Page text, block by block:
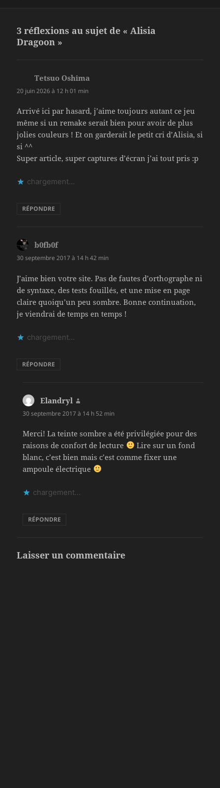
3 réflexions au sujet de « Alisia
Dragoon »
Tetsuo Oshima
20 juin 2026 à 12 h 01 min
Arrivé ici par hasard, j’aime toujours autant ce jeu
même si un remake serait bien pour avoir de plus
jolies couleurs ! Et on garderait le petit cri d’Alisia, si
si ^^
Super article, super captures d’écran j’ai tout pris :p
chargement…
RÉPONDRE
b0fb0fdit :
30 septembre 2017 à 14 h 42 min
J’aime bien votre site. Pas de fautes d’orthographe ni
de syntaxe, des tests fouillés, et une mise en page
claire quoiqu’un peu sombre. Bonne continuation,
je viendrai de temps en temps !
chargement…
RÉPONDRE
Elandryl
30 septembre 2017 à 14 h 52 min
Merci! La teinte sombre a été privilégiée pour des
raisons de confort de lecture
Lire sur un fond
blanc, c’est bien mais c’est comme fixer une
ampoule électrique
chargement…
RÉPONDRE
Laisser un commentaire